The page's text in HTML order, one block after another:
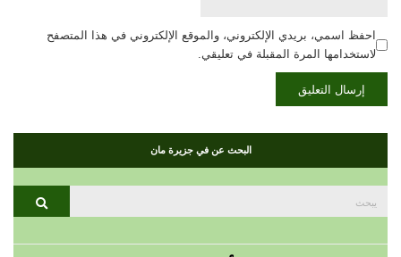
احفظ اسمي، بريدي الإلكتروني، والموقع الإلكتروني في هذا المتصفح
لاستخدامها المرة المقبلة في تعليقي.
البحث عن في جزيرة مان
يبحث